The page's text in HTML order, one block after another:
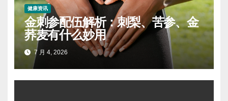
健康资讯
金刺参配伍解析：刺梨、苦参、金
荞麦有什么妙用
7 月 4, 2026